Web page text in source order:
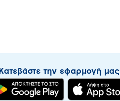
Κατεβάστε την εφαρμογή μας